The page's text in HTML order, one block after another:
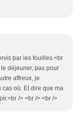
par les fouilles.<br
déjeuner, pas pour
affreux, je
où. Et dire que ma
/> <br /> <br />